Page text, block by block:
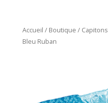
Accueil / Boutique / Capitons
Bleu Ruban